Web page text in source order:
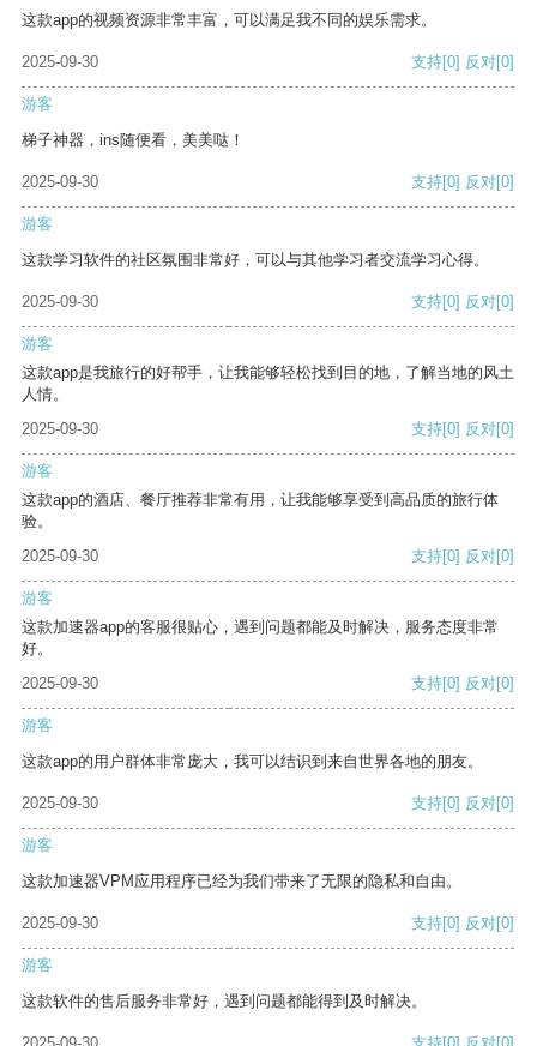
这款app的视频资源非常丰富，可以满足我不同的娱乐需求。
2025-09-30 支持[0] 反对[0]
游客
梯子神器，ins随便看，美美哒！
2025-09-30 支持[0] 反对[0]
游客
这款学习软件的社区氛围非常好，可以与其他学习者交流学习心得。
2025-09-30 支持[0] 反对[0]
游客
这款app是我旅行的好帮手，让我能够轻松找到目的地，了解当地的风土
人情。
2025-09-30
支持[0] 反对[0]
游客
这款app的酒店、餐厅推荐非常有用，让我能够享受到高品质的旅行体
验。
2025-09-30
支持[0] 反对[0]
游客
这款加速器app的客服很贴心，遇到问题都能及时解决，服务态度非常
好。
2025-09-30
支持[0] 反对[0]
游客
这款app的用户群体非常庞大，我可以结识到来自世界各地的朋友。
2025-09-30 支持[0] 反对[0]
游客
这款加速器VPM应用程序已经为我们带来了无限的隐私和自由。
2025-09-30 支持[0] 反对[0]
游客
这款软件的售后服务非常好，遇到问题都能得到及时解决。